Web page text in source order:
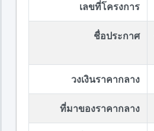
เลขที่โครงการ
ชื่อประกาศ
วงเงินราคากลาง
ที่มาของราคากลาง